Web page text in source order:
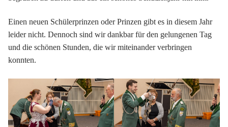
Einen neuen Schülerprinzen oder Prinzen gibt es in diesem Jahr
leider nicht. Dennoch sind wir dankbar für den gelungenen Tag
und die schönen Stunden, die wir miteinander verbringen
konnten.